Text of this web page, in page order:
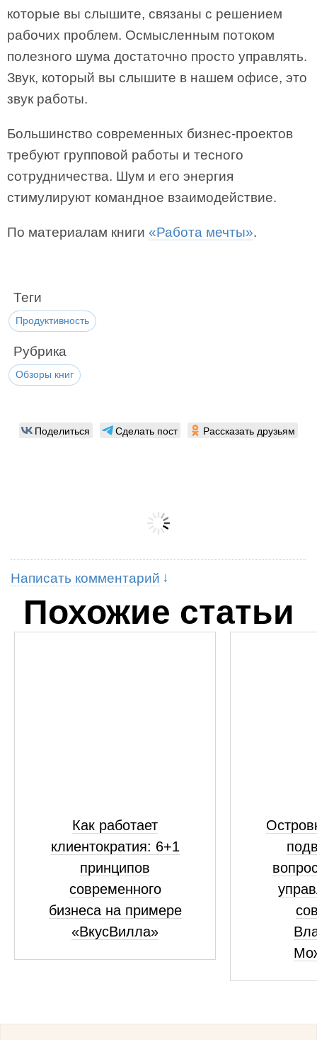
которые вы слышите, связаны с решением
рабочих проблем. Осмысленным потоком
полезного шума достаточно просто управлять.
Звук, который вы слышите в нашем офисе, это
звук работы.
Большинство современных бизнес-проектов
требуют групповой работы и тесного
сотрудничества. Шум и его энергия
стимулируют командное взаимодействие.
По материалам книги «Работа мечты».
Теги
Продуктивность
Рубрика
Обзоры книг
Поделиться Сделать пост Рассказать друзьям
Написать комментарий
Похожие статьи
Как работает
клиентократия: 6+1
принципов
современного
бизнеса на примере
«ВкусВилла»